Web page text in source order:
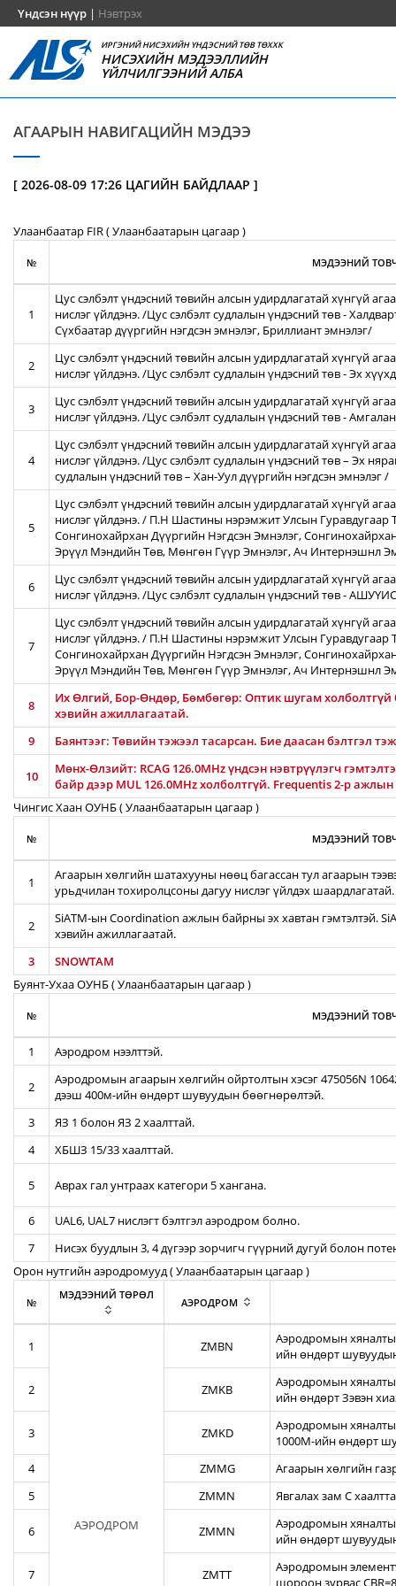
Үндсэн нүүр | Нэвтрэх
ИРГЭНИЙ НИСЭХИЙН ҮНДЭСНИЙ ТӨВ ТӨХХК
НИСЭХИЙН МЭДЭЭЛЛИЙН
ҮЙЛЧИЛГЭЭНИЙ АЛБА
АГААРЫН НАВИГАЦИЙН МЭДЭЭ
[ 2026-08-09 17:26 ЦАГИЙН БАЙДЛААР ]
Улаанбаатар FIR ( Улаанбаатарын цагаар )
№ МЭДЭЭНИЙ
1
Цус сэлбэлт үндэсний төвийн алсын удирдлагатай хүнгүй
нислэг үйлдэнэ. /Цус сэлбэлт судлалын үндэсний төв -
Сүхбаатар дүүргийн нэгдсэн эмнэлэг, Бриллиант эмнэлэг/
2
Цус сэлбэлт үндэсний төвийн алсын удирдлагатай хүнгүй
нислэг үйлдэнэ. /Цус сэлбэлт судлалын үндэсний төв - Эх
3
Цус сэлбэлт үндэсний төвийн алсын удирдлагатай хүнгүй
нислэг үйлдэнэ. /Цус сэлбэлт судлалын үндэсний төв -
4
Цус сэлбэлт үндэсний төвийн алсын удирдлагатай хүнгүй
нислэг үйлдэнэ. /Цус сэлбэлт судлалын үндэсний төв – Эх
судлалын үндэсний төв – Хан-Уул дүүргийн нэгдсэн эмнэлэг /
5
Цус сэлбэлт үндэсний төвийн алсын удирдлагатай хүнгүй
нислэг үйлдэнэ. / П.Н Шастины нэрэмжит Улсын Гуравдугаар
Сонгинохайрхан Дүүргийн Нэгдсэн Эмнэлэг,
Эрүүл Мэндийн Төв, Мөнгөн Гүүр Эмнэлэг, Ач Интернэшнл
6
Цус сэлбэлт үндэсний төвийн алсын удирдлагатай хүнгүй
нислэг үйлдэнэ. /Цус сэлбэлт судлалын үндэсний төв -
7
Цус сэлбэлт үндэсний төвийн алсын удирдлагатай хүнгүй
нислэг үйлдэнэ. / П.Н Шастины нэрэмжит Улсын Гуравдугаар
Сонгинохайрхан Дүүргийн Нэгдсэн Эмнэлэг,
Эрүүл Мэндийн Төв, Мөнгөн Гүүр Эмнэлэг, Ач Интернэшнл
8
Их Өлгий, Бор-Өндөр, Бөмбөгөр: Оптик шугам холболтгүй
хэвийн ажиллагаатай.
9
Баянтээг: Төвийн тэжээл тасарсан. Бие даасан бэлтгэл
10
Мөнх-Өлзийт: RCAG 126.0MHz үндсэн нэвтрүүлэгч
байр дээр MUL 126.0MHz холболтгүй. Frequentis 2-р
Чингис Хаан ОУНБ ( Улаанбаатарын цагаар )
№ МЭДЭЭНИЙ
1
Агаарын хөлгийн шатахууны нөөц багассан тул агаарын
урьдчилан тохиролцсоны дагуу нислэг үйлдэх шаардлагатай.
2
SiATM-ын Coordination ажлын байрны эх хавтан гэмтэлтэй.
хэвийн ажиллагаатай.
3
SNOWTAM
Буянт-Ухаа ОУНБ ( Улаанбаатарын цагаар )
№ МЭДЭЭНИЙ
1 Аэродром нээлттэй.
2
Аэродромын агаарын хөлгийн ойртолтын хэсэг 475056N
дээш 400м-ийн өндөрт шувуудын бөөгнөрөлтэй.
3
ЯЗ 1 болон ЯЗ 2 хаалттай.
4
ХБШЗ 15/33 хаалттай.
5 Аврах гал унтраах категори 5 хангана.
6
UAL6, UAL7 нислэгт бэлтгэл аэродром болно.
7
Нисэх буудлын 3, 4 дүгээр зорчигч гүүрний дугуй болон
Орон нутгийн аэродромууд ( Улаанбаатарын цагаар )
№
МЭДЭЭНИЙ ТӨРӨЛ
АЭРОДРОМ
1
АЭРОДРОМ
ZMBN
Аэродромын
ийн өндөрт
2 ZMKB
Аэродромын
ийн өндөрт Зэвэн
3 ZMKD
Аэродромын
1000М-ийн өндөрт
4
ZMMG
Агаарын хөлгийн
5
ZMMN Явгалах зам С
6 ZMMN
Аэродромын
ийн өндөрт
7 ZMTT
Аэродромын
шороон зурвас